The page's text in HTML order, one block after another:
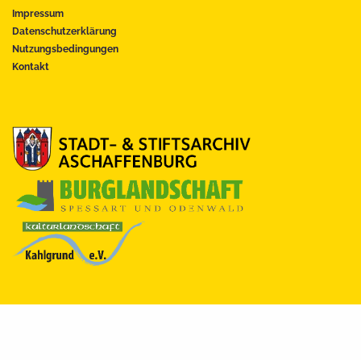
Impressum
Datenschutzerklärung
Nutzungsbedingungen
Kontakt